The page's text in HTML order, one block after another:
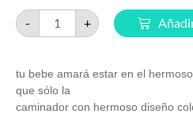
- +
tu bebe amará estar en el
que sólo la
caminador con hermoso diseño